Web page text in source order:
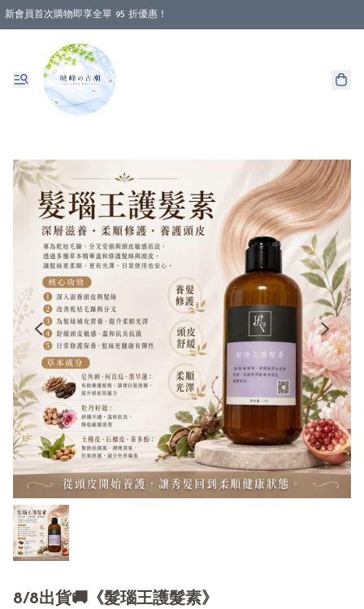
新會員首次購物即享全單 95 折優惠！
消費即享全單 88 折優惠！
8/8出貨🚚《髮瑙王護髮素》